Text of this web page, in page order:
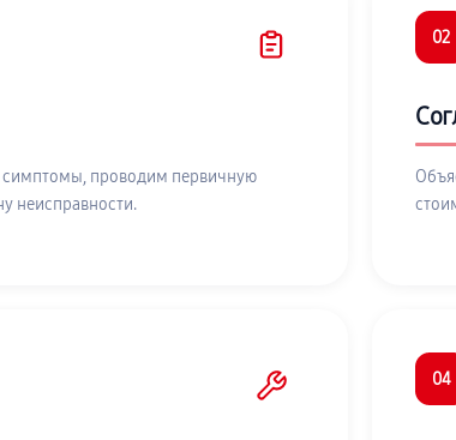
симптомы, проводим первичную
неисправности.
02
04